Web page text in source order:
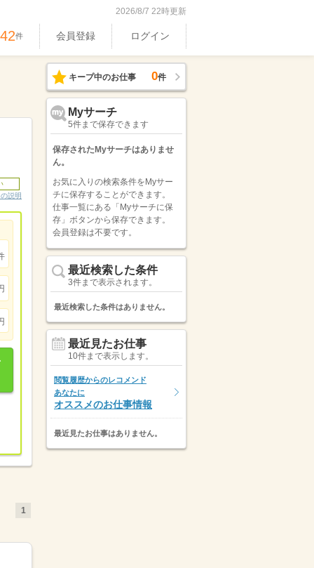
2026/8/7 22時更新
件 会員登録 ログイン
説明
1
キープ中のお仕事 0件
Myサーチ
5件まで保存できます
保存されたMyサーチはありませ
ん。
お気に入りの検索条件をMyサー
チに保存することができます。
仕事一覧にある「Myサーチに保
存」ボタンから保存できます。
会員登録は不要です。
最近検索した条件
3件まで表示されます。
最近検索した条件はありません。
最近見たお仕事
10件まで表示します。
閲覧履歴からのレコメンド
あなたに
オススメのお仕事情報
最近見たお仕事はありません。